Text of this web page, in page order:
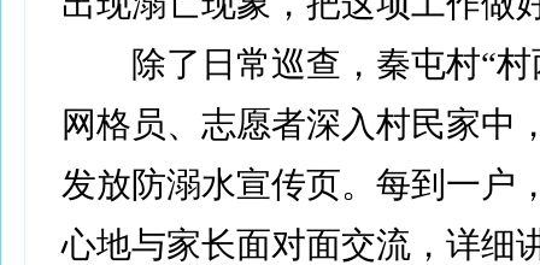
除了日常巡查，秦屯村“村
网格员、志愿者深入村民家中
发放防溺水宣传页。每到一户
心地与家长面对面交流，详细